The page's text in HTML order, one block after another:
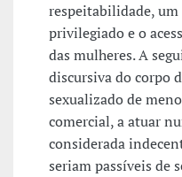
respeitabilidade,
privilegiado e o
das mulheres. A
discursiva do corpo
sexualizado de
comercial, a atuar
considerada
seriam passíveis de